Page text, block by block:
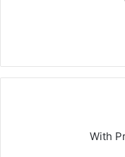
With